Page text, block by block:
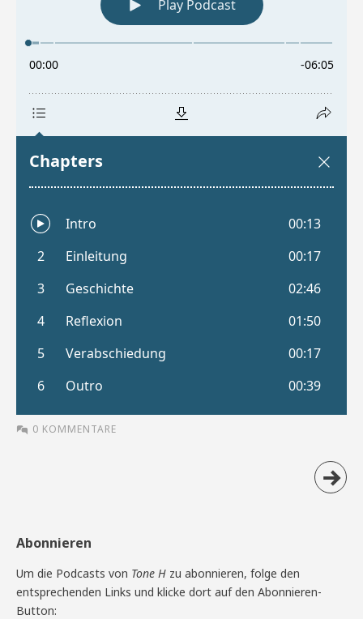
0 KOMMENTARE
Abonnieren
Um die Podcasts von Tone H zu abonnieren, folge den
entsprechenden Links und klicke dort auf den Abonnieren-
Button: